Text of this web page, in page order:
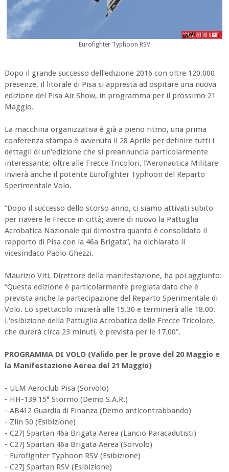
Eurofighter Typhoon RSV
Dopo il grande successo dell'edizione 2016 con oltre 120.000
presenze, il litorale di Pisa si appresta ad ospitare una nuova
edizione del Pisa Air Show, in programma per il prossimo 21
Maggio.
La macchina organizzativa è già a pieno ritmo, una prima
conferenza stampa è avvenuta il 28 Aprile per definire tutti i
dettagli di un'edizione che si preannuncia particolarmente
interessante: oltre alle Frecce Tricolori, l'Aeronautica Militare
invierà anche il potente Eurofighter Typhoon del Reparto
Sperimentale Volo.
”Dopo il successo dello scorso anno, ci siamo attivati subito
per riavere le Frecce in città; avere di nuovo la Pattuglia
Acrobatica Nazionale qui dimostra quanto è consolidato il
rapporto di Pisa con la 46a Brigata”, ha dichiarato il
vicesindaco Paolo Ghezzi.
Maurizio Viti, Direttore della manifestazione, ha poi aggiunto:
“Questa edizione è particolarmente pregiata dato che è
prevista anche la partecipazione del Reparto Sperimentale di
Volo. Lo spettacolo inizierà alle 15.30 e terminerà alle 18.00.
L‘esibizione della Pattuglia Acrobatica delle Frecce Tricolore,
che durerà circa 23 minuti, è prevista per le 17.00”.
PROGRAMMA DI VOLO (Valido per le prove del 20 Maggio e
la Manifestazione Aerea del 21 Maggio)
- ULM Aeroclub Pisa (Sorvolo)
- HH-139 15° Stormo (Demo S.A.R.)
- AB412 Guardia di Finanza (Demo anticontrabbando)
- Zlin 50 (Esibizione)
- C27J Spartan 46a Brigata Aerea (Lancio Paracadutisti)
- C27J Spartan 46a Brigata Aerea (Sorvolo)
- Eurofighter Typhoon RSV (Esibizione)
- C27J Spartan RSV (Esibizione)